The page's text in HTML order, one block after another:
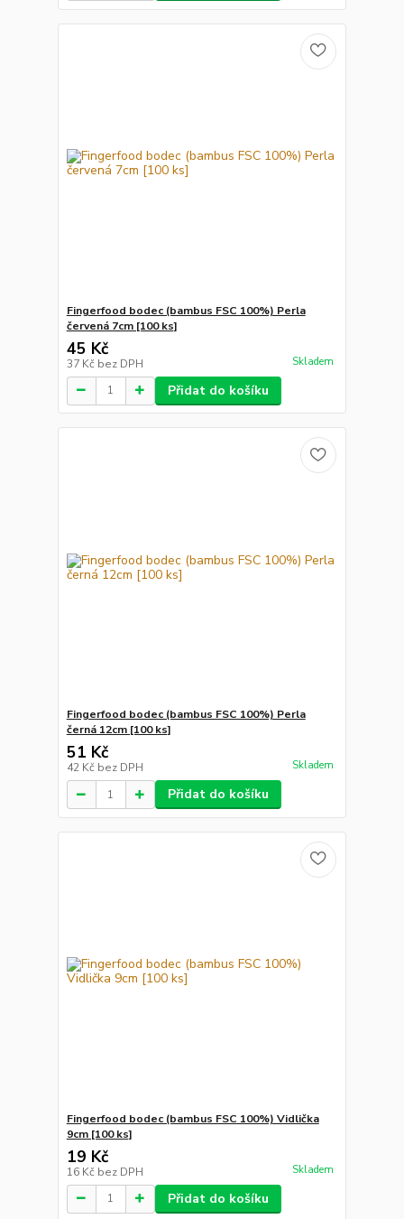
Fingerfood bodec (bambus FSC 100%) Perla
červená 7cm [100 ks]
45 Kč
37 Kč bez DPH Skladem
Přidat do košíku
Fingerfood bodec (bambus FSC 100%) Perla
černá 12cm [100 ks]
51 Kč
42 Kč bez DPH Skladem
Přidat do košíku
Fingerfood bodec (bambus FSC 100%) Vidlička
9cm [100 ks]
19 Kč
16 Kč bez DPH Skladem
Přidat do košíku